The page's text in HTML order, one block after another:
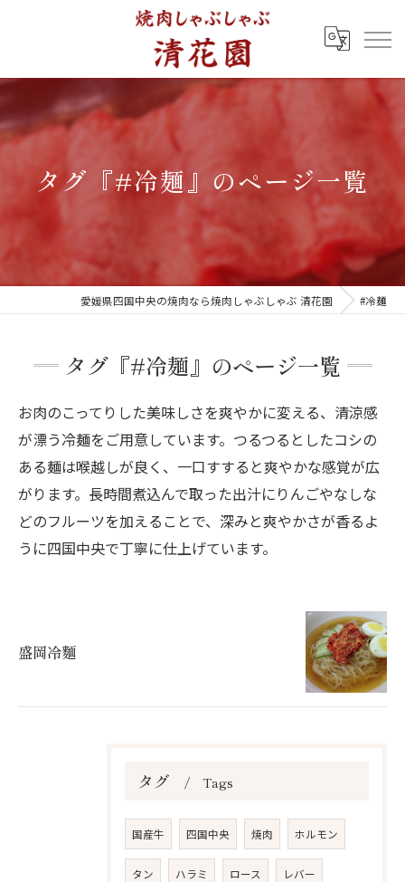
タグ『#冷麺』のページ一覧
愛媛県四国中央の焼肉なら焼肉しゃぶしゃぶ 清花園 #冷麺
タグ『#冷麺』のページ一覧
お肉のこってりした美味しさを爽やかに変える、清涼感
が漂う冷麺をご用意しています。つるつるとしたコシの
ある麺は喉越しが良く、一口すすると爽やかな感覚が広
がります。長時間煮込んで取った出汁にりんごやなしな
どのフルーツを加えることで、深みと爽やかさが香るよ
うに四国中央で丁寧に仕上げています。
盛岡冷麵
タグ Tags
国産牛 四国中央 焼肉 ホルモン
タン ハラミ ロース レバー